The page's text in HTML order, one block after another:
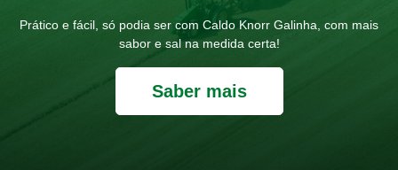
Prático e fácil, só podia ser com Caldo Knorr Galinha, com mais
sabor e sal na medida certa!
Saber mais